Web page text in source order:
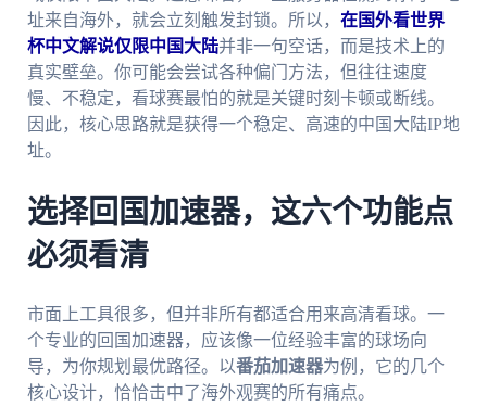
址来自海外，就会立刻触发封锁。所以， 在国外看世界
杯中文解说仅限中国大陆并非一句空话，而是技术上的
真实壁垒。你可能会尝试各种偏门方法，但往往速度
慢、不稳定，看球赛最怕的就是关键时刻卡顿或断线。
因此，核心思路就是获得一个稳定、高速的中国大陆IP地
址。
选择回国加速器，这六个功能点
必须看清
市面上工具很多，但并非所有都适合用来高清看球。一
个专业的回国加速器，应该像一位经验丰富的球场向
导，为你规划最优路径。以番茄加速器为例，它的几个
核心设计，恰恰击中了海外观赛的所有痛点。